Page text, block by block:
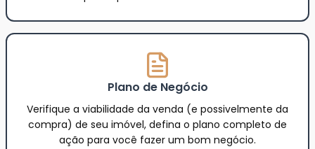
Plano de Negócio
Verifique a viabilidade da venda (e possivelmente da
compra) de seu imóvel, defina o plano completo de
ação para você fazer um bom negócio.